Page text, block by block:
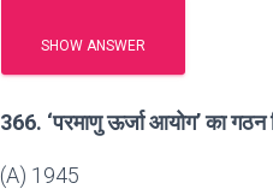
SHOW ANSWER
366. ‘परमाणु ऊर्जा आयोग’ का
(A) 1945